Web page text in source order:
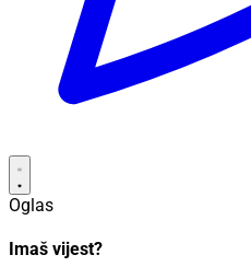
Oglas
Imaš vijest?